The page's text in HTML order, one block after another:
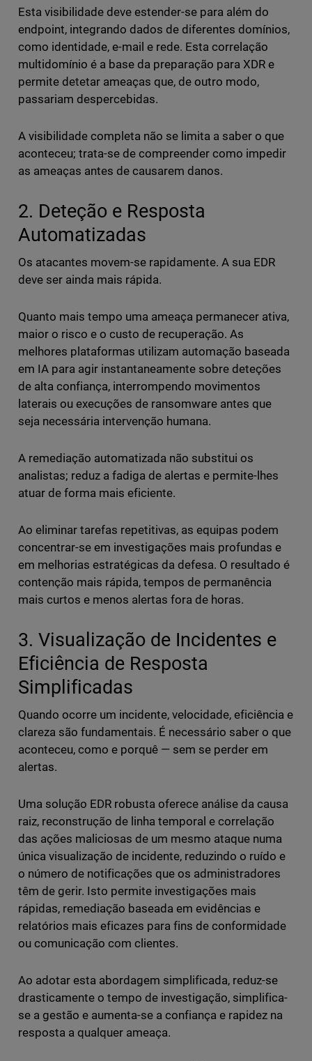
Esta visibilidade deve estender-se para além do
endpoint, integrando dados de diferentes domínios,
como identidade, e-mail e rede. Esta correlação
multidomínio é a base da preparação para XDR e
permite detetar ameaças que, de outro modo,
passariam despercebidas.
A visibilidade completa não se limita a saber o que
aconteceu; trata-se de compreender como impedir
as ameaças antes de causarem danos.
2. Deteção e Resposta
Automatizadas
Os atacantes movem-se rapidamente. A sua EDR
deve ser ainda mais rápida.
Quanto mais tempo uma ameaça permanecer ativa,
maior o risco e o custo de recuperação. As
melhores plataformas utilizam automação baseada
em IA para agir instantaneamente sobre deteções
de alta confiança, interrompendo movimentos
laterais ou execuções de ransomware antes que
seja necessária intervenção humana.
A remediação automatizada não substitui os
analistas; reduz a fadiga de alertas e permite-lhes
atuar de forma mais eficiente.
Ao eliminar tarefas repetitivas, as equipas podem
concentrar-se em investigações mais profundas e
em melhorias estratégicas da defesa. O resultado é
contenção mais rápida, tempos de permanência
mais curtos e menos alertas fora de horas.
3. Visualização de Incidentes e
Eficiência de Resposta
Simplificadas
Quando ocorre um incidente, velocidade, eficiência e
clareza são fundamentais. É necessário saber o que
aconteceu, como e porquê — sem se perder em
alertas.
Uma solução EDR robusta oferece análise da causa
raiz, reconstrução de linha temporal e correlação
das ações maliciosas de um mesmo ataque numa
única visualização de incidente, reduzindo o ruído e
o número de notificações que os administradores
têm de gerir. Isto permite investigações mais
rápidas, remediação baseada em evidências e
relatórios mais eficazes para fins de conformidade
ou comunicação com clientes.
Ao adotar esta abordagem simplificada, reduz-se
drasticamente o tempo de investigação, simplifica-
se a gestão e aumenta-se a confiança e rapidez na
resposta a qualquer ameaça.